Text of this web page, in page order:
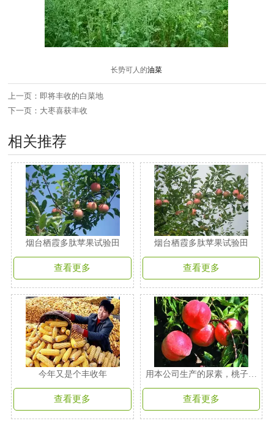
长势可人的油菜
上一页： 即将丰收的白菜地
下一页： 大枣喜获丰收
相关推荐
烟台栖霞多肽苹果试验田
查看更多
烟台栖霞多肽苹果试验田
查看更多
今年又是个丰收年
查看更多
用本公司生产的尿素，桃子的
长势
查看更多